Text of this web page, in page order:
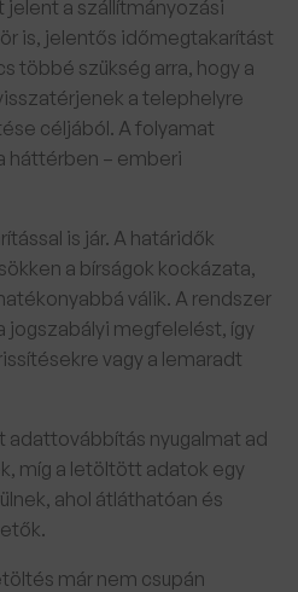
a szállítmányozási
is, jelentős időmegtakarítást
többé szükség arra, hogy a
a telephelyre
céljából. A folyamat
háttérben – emberi
is jár. A határidők
a bírságok kockázata,
válik. A rendszer
megfelelést, így
vagy a lemaradt
nyugalmat ad
míg a letöltött adatok egy
ahol átláthatóan és
már nem csupán